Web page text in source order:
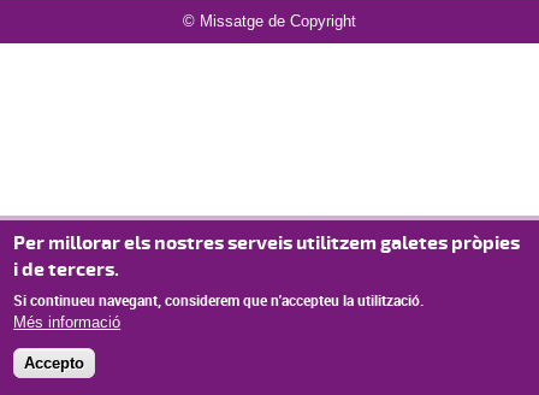
© Missatge de Copyright
Per millorar els nostres serveis utilitzem galetes pròpies
i de tercers.
Si continueu navegant, considerem que n'accepteu la utilització.
Més informació
Accepto